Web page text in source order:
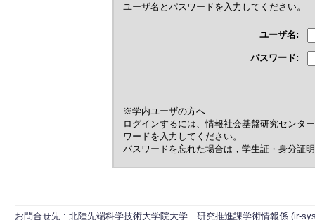
ユーザ名とパスワードを入力してください。
ユーザ名:
パスワード:
※学内ユーザの方へ
ログインするには、情報社会基盤研究センタ
ワードを入力してください。
パスワードを忘れた場合は，学生証・身分証
お問合せ先 : 北陸先端科学技術大学院大学 研究推進課学術情報係 (ir-